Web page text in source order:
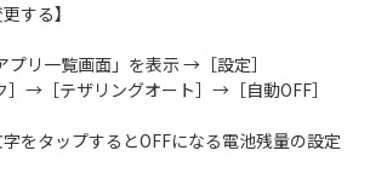
する】
リ一覧画面」を表示 →［設定］
］→［テザリングオート］→［自動OFF］
字をタップするとOFFになる電池残量の設定